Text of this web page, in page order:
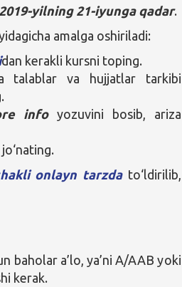
2019-yilning 21-iyunga qadar.
amalga oshiriladi:
dan kerakli kursni toping.
talablar va hujjatlar tarkibi
info yozuvini bosib, ariza
onlayn tarzdato‘ldirilib,
baholar a’lo, ya’ni A/AAB yoki
kerak.